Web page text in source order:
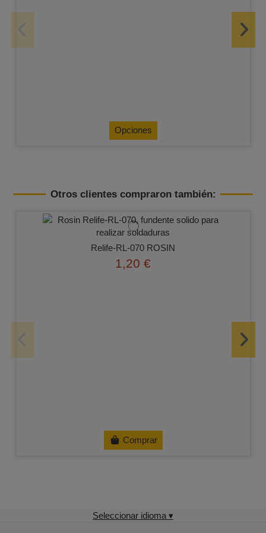
Opciones
Otros clientes compraron también:
Relife-RL-070 ROSIN
1,20 €
Comprar
Seleccionar idioma ▾